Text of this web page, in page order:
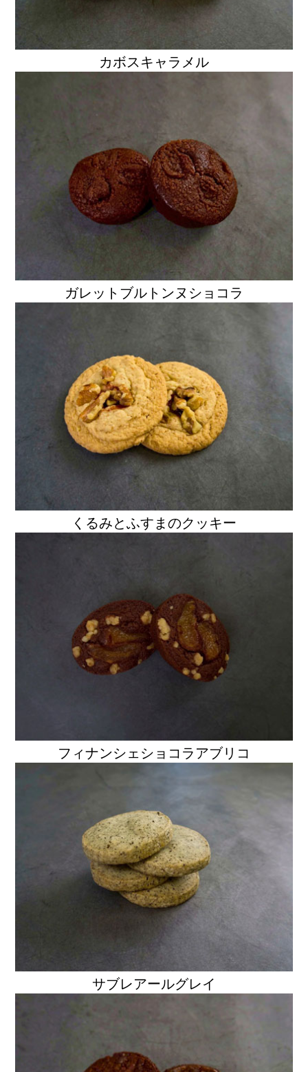
カボスキャラメル
ガレットブルトンヌショコラ
くるみとふすまのクッキー
フィナンシェショコラアブリコ
サブレアールグレイ